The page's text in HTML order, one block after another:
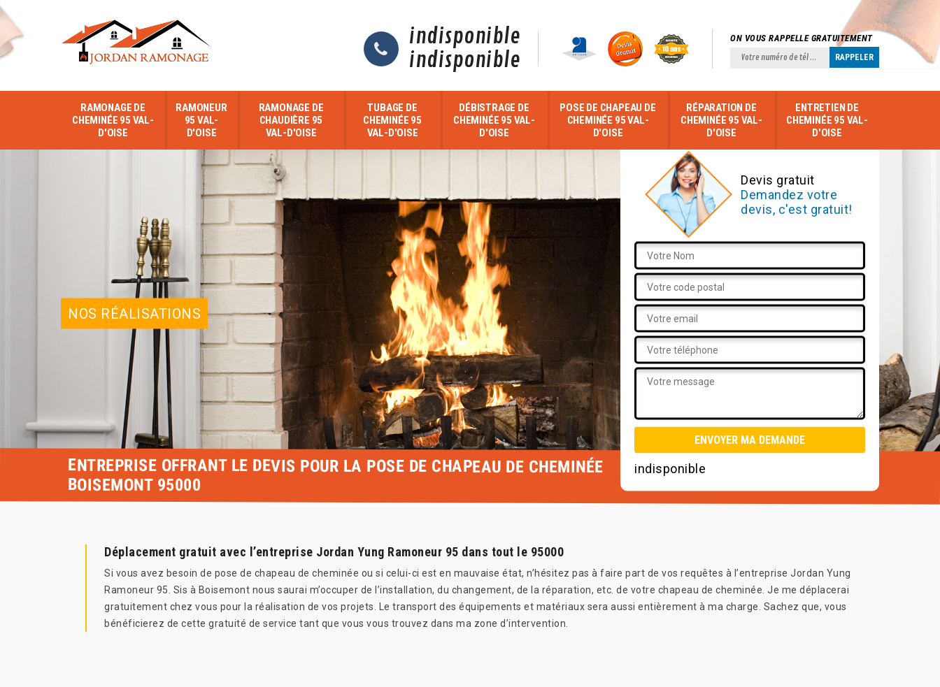
indisponible
indisponible
ON VOUS RAPPELLE GRATUITEMENT
RAMONAGE DE
CHEMINÉE 95 VAL-
D'OISE
RAMONEUR
95 VAL-
D'OISE
RAMONAGE DE
CHAUDIÈRE 95
VAL-D'OISE
TUBAGE DE
CHEMINÉE 95
VAL-D'OISE
DÉBISTRAGE DE
CHEMINÉE 95 VAL-
D'OISE
POSE DE CHAPEAU DE
CHEMINÉE 95 VAL-
D'OISE
RÉPARATION DE
CHEMINÉE 95 VAL-
D'OISE
ENTRETIEN DE
CHEMINÉE 95 VAL-
D'OISE
NOS RÉALISATIONS
Devis gratuit
Demandez votre
devis, c'est gratuit!
indisponible
ENTREPRISE OFFRANT LE DEVIS POUR LA POSE DE CHAPEAU DE CHEMINÉE
BOISEMONT 95000
Déplacement gratuit avec l’entreprise Jordan Yung Ramoneur 95 dans tout le 95000
Si vous avez besoin de pose de chapeau de cheminée ou si celui-ci est en mauvaise état, n’hésitez pas à faire part de vos requêtes à l’entreprise Jordan Yung
Ramoneur 95. Sis à Boisemont nous saurai m’occuper de l’installation, du changement, de la réparation, etc. de votre chapeau de cheminée. Je me déplacerai
gratuitement chez vous pour la réalisation de vos projets. Le transport des équipements et matériaux sera aussi entièrement à ma charge. Sachez que, vous
bénéficierez de cette gratuité de service tant que vous vous trouvez dans ma zone d’intervention.